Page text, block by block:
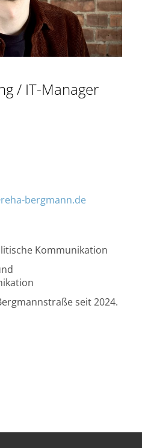
/ IT-Manager
bergmann.de
Kommunikation
seit 2024.